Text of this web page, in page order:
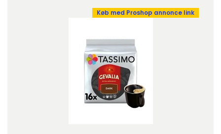
Køb med Proshop annonce link